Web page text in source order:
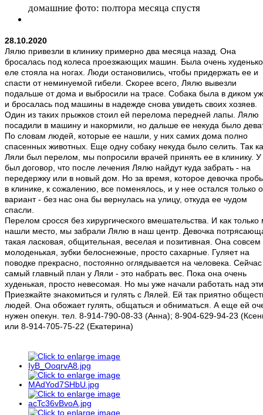
домашние фото: полтора месяца спустя
28.10.2020
Лялю привезли в клинику примерно два месяца назад. Она
бросалась под колеса проезжающих машин. Была очень
еле стояла на ногах. Люди остановились, чтобы придержать ее и
спасти от неминуемой гибели. Скорее всего, Лялю вывезли
подальше от дома и выбросили на трасе. Собака была в диком
и бросалась под машины в надежде снова увидеть своих хозяев.
Один из таких прыжков стоил ей перелома передней лапы. Лялю
посадили в машину и накормили, но дальше ее некуда было
По словам людей, которые ее нашли, у них самих дома полно
спасенных животных. Еще одну собаку некуда было селить. Так
Ляли был перелом, мы попросили врачей принять ее в клинику. У
был договор, что после лечения Лялю найдут куда забрать - на
передержку или в новый дом. Но за время, которое девочка
в клинике, к сожалению, все поменялось, и у нее остался только
вариант - без нас она бы вернулась на улицу, откуда ее чудом
спасли.
Перелом сросся без хирургического вмешательства. И как
нашли место, мы забрали Лялю в наш центр. Девочка
такая ласковая, общительная, веселая и позитивная. Она совсем
молоденькая, зубки белоснежные, просто сахарные. Гуляет на
поводке прекрасно, постоянно оглядывается на человека. Сейчас
самый главный план у Ляли - это набрать вес. Пока она очень
худенькая, просто невесомая. Но мы уже начали работать над
Приезжайте знакомиться и гулять с Лялей. Ей так приятно
людей. Она обожает гулять, общаться и обниматься. А еще ей
нужен опекун. тел. 8-914-790-08-33 (Анна); 8-904-629-94-23
или 8-914-705-75-22 (Екатерина)